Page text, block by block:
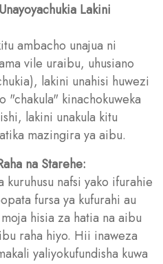
Lakini
ambacho unajua ni
vile uraibu, uhusiano
lakini unahisi huwezi
"chakula" kinachokuweka
lakini unakula kitu
mazingira ya aibu.
na Starehe:
kuruhusu nafsi yako ifurahie
fursa ya kufurahi au
hisia za hatia na aibu
raha hiyo. Hii inaweza
yaliyokufundisha kuwa